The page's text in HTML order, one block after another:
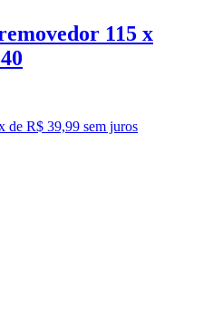
115 x
de R$ 39,99 sem juros